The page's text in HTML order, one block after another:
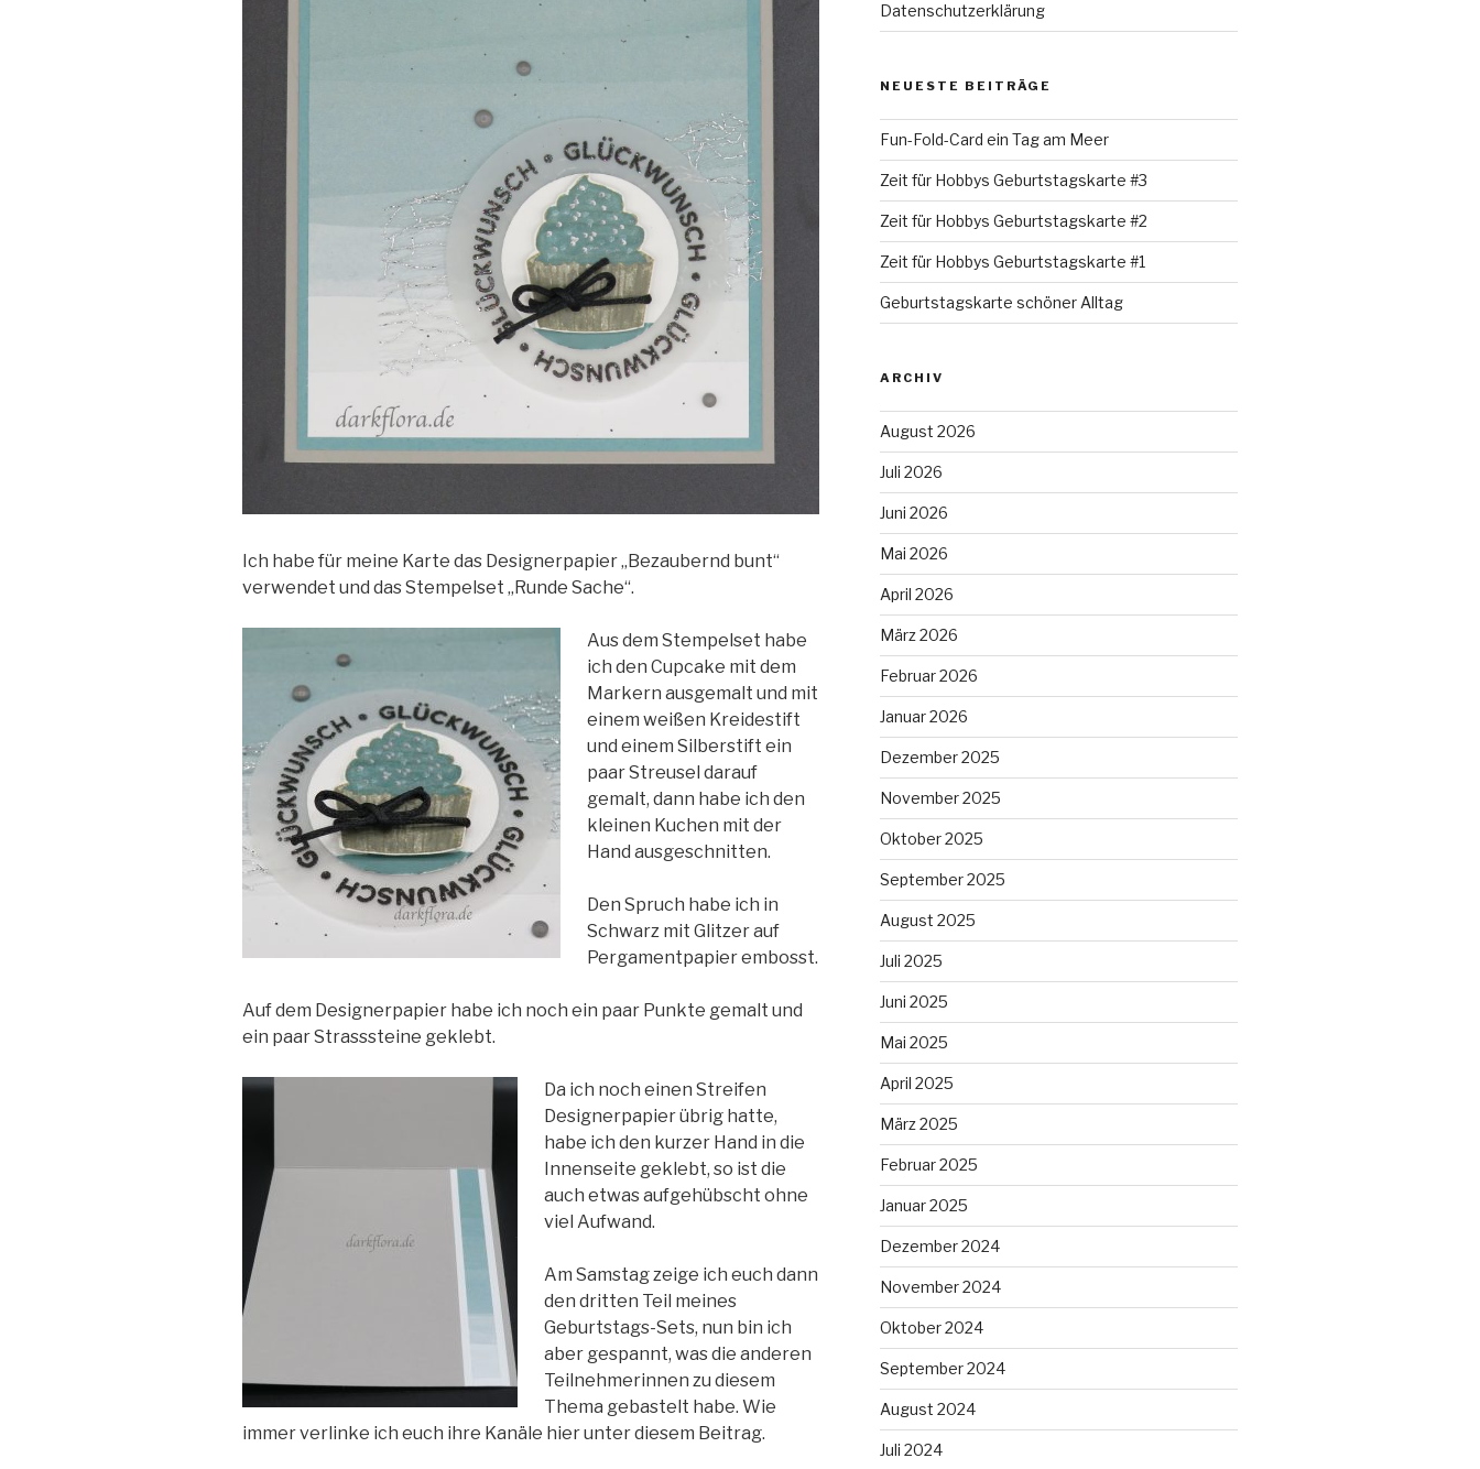
Ich habe für meine Karte das Designerpapier „Bezaubernd bunt“
verwendet und das Stempelset „Runde Sache“.
Aus dem Stempelset habe
ich den Cupcake mit dem
Markern ausgemalt und mit
einem weißen Kreidestift
und einem Silberstift ein
paar Streusel darauf
gemalt, dann habe ich den
kleinen Kuchen mit der
Hand ausgeschnitten.
Den Spruch habe ich in
Schwarz mit Glitzer auf
Pergamentpapier embosst.
Auf dem Designerpapier habe ich noch ein paar Punkte gemalt und
ein paar Strasssteine geklebt.
Da ich noch einen Streifen
Designerpapier übrig hatte,
habe ich den kurzer Hand in die
Innenseite geklebt, so ist die
auch etwas aufgehübscht ohne
viel Aufwand.
Am Samstag zeige ich euch dann
den dritten Teil meines
Geburtstags-Sets, nun bin ich
aber gespannt, was die anderen
Teilnehmerinnen zu diesem
Thema gebastelt habe. Wie
immer verlinke ich euch ihre Kanäle hier unter diesem Beitrag.
Datenschutzerklärung
NEUESTE BEITRÄGE
Fun-Fold-Card ein Tag am Meer
Zeit für Hobbys Geburtstagskarte #3
Zeit für Hobbys Geburtstagskarte #2
Zeit für Hobbys Geburtstagskarte #1
Geburtstagskarte schöner Alltag
ARCHIV
August 2026
Juli 2026
Juni 2026
Mai 2026
April 2026
März 2026
Februar 2026
Januar 2026
Dezember 2025
November 2025
Oktober 2025
September 2025
August 2025
Juli 2025
Juni 2025
Mai 2025
April 2025
März 2025
Februar 2025
Januar 2025
Dezember 2024
November 2024
Oktober 2024
September 2024
August 2024
Juli 2024